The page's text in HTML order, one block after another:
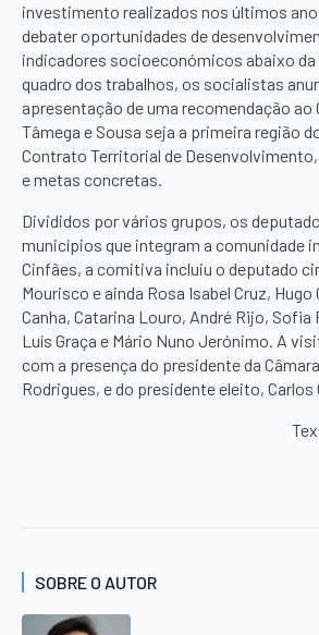
investimento realizados nos últimos
debater oportunidades de
indicadores socioeconómicos abaixo da
quadro dos trabalhos, os socialistas
apresentação de uma recomendação ao
Tâmega e Sousa seja a primeira região
Contrato Territorial de
e metas concretas.
Divididos por vários grupos, os
municípios que integram a comunidade
Cinfães, a comitiva incluiu o deputado
Mourisco e ainda Rosa Isabel Cruz, Hugo
Canha, Catarina Louro, André Rijo, Sofia
Luís Graça e Mário Nuno Jerónimo. A
com a presença do presidente da
Rodrigues, e do presidente eleito, Carlos
SOBRE O AUTOR